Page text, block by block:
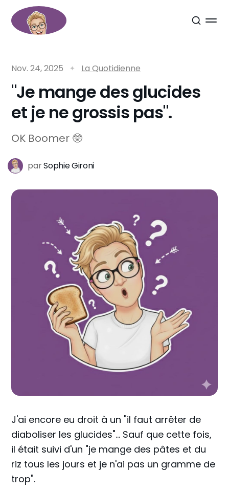
Nov. 24, 2025 La Quotidienne
"Je mange des glucides
et je ne grossis pas".
OK Boomer 🤓
parSophie Gironi
J'ai encore eu droit à un "il faut arrêter de
diaboliser les glucides"... Sauf que cette fois,
il était suivi d'un "je mange des pâtes et du
riz tous les jours et je n'ai pas un gramme de
trop".